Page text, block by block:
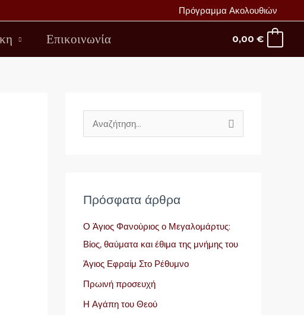
Πρόγραμμα Ακολουθιών
Επικοινωνία 0,00 €
ή
η
σ
η
γ
ι
Πρόσφατα άρθρα
Ο Άγιος Φανούριος ο Μεγαλομάρτυς:
Βίος, θαύματα και έθιμα της μνήμης του
Άγιος Εφραίμ Στο Ρέθυμνο
Πρωινή προσευχή
Η Αγάπη του Θεού